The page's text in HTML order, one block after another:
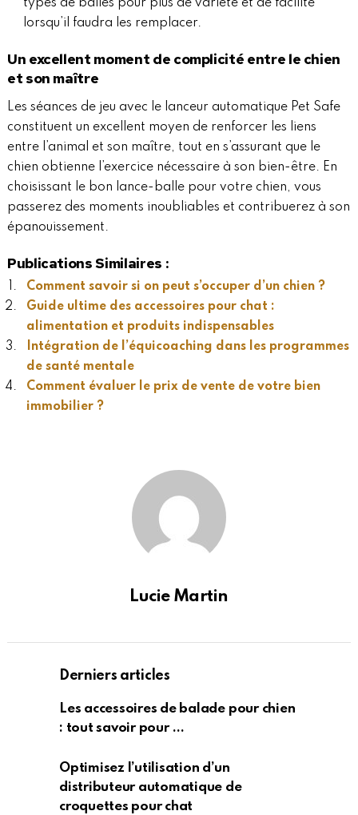
types de balles pour plus de variété et de facilité
lorsqu’il faudra les remplacer.
Un excellent moment de complicité entre le chien
et son maître
Les séances de jeu avec le lanceur automatique Pet Safe
constituent un excellent moyen de renforcer les liens
entre l’animal et son maître, tout en s’assurant que le
chien obtienne l’exercice nécessaire à son bien-être. En
choisissant le bon lance-balle pour votre chien, vous
passerez des moments inoubliables et contribuerez à son
épanouissement.
Publications Similaires :
Comment savoir si on peut s’occuper d’un chien ?
Guide ultime des accessoires pour chat :
alimentation et produits indispensables
Intégration de l’équicoaching dans les programmes
de santé mentale
Comment évaluer le prix de vente de votre bien
immobilier ?
Lucie Martin
Derniers articles
Les accessoires de balade pour chien
: tout savoir pour …
Optimisez l’utilisation d’un
distributeur automatique de
croquettes pour chat